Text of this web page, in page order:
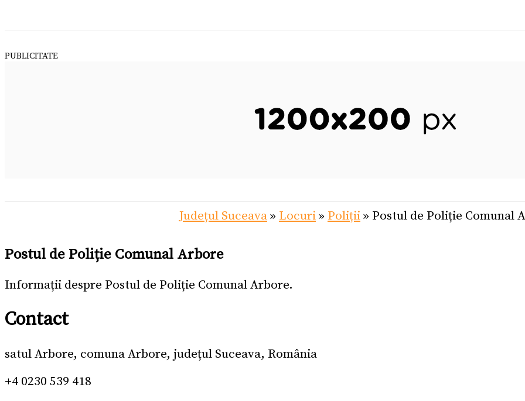
PUBLICITATE
Județul Suceava» Locuri» Poliții» Postul de Poliție Comunal
Postul de Poliție Comunal Arbore
Informații despre Postul de Poliție Comunal Arbore.
Contact
satul Arbore, comuna Arbore, județul Suceava, România
+4 0230 539 418